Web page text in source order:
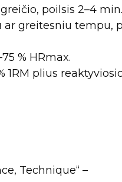
poilsis 2–4 min.
ar greitesniu tempu,
% HRmax.
1RM plius
Technique“ –